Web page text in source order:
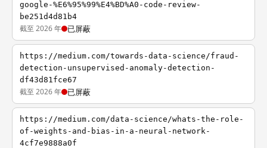
google-%E6%95%99%E4%BD%A0-code-review-
be251d4d81b4
截至 2026 年 已屏蔽
https://medium.com/towards-data-science/fraud-
detection-unsupervised-anomaly-detection-
df43d81fce67
截至 2026 年 已屏蔽
https://medium.com/data-science/whats-the-role-
of-weights-and-bias-in-a-neural-network-
4cf7e9888a0f